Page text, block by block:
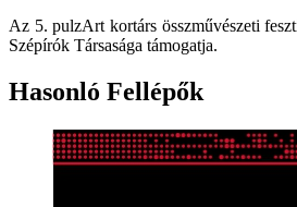
Az 5. pulzArt kortárs összművészeti
Szépírók Társasága támogatja.
Hasonló Fellépők